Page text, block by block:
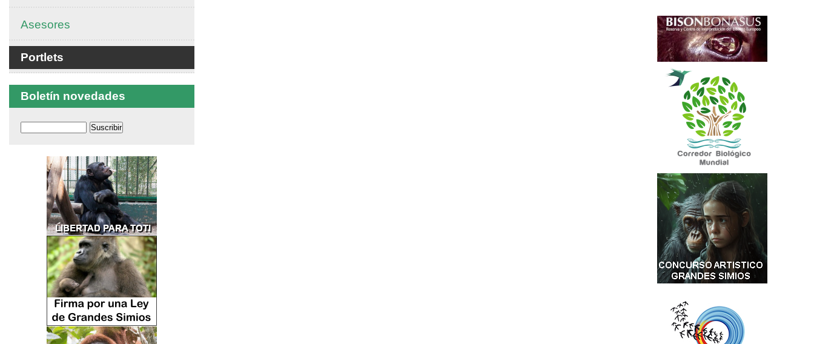
Asesores
Portlets
Boletín novedades